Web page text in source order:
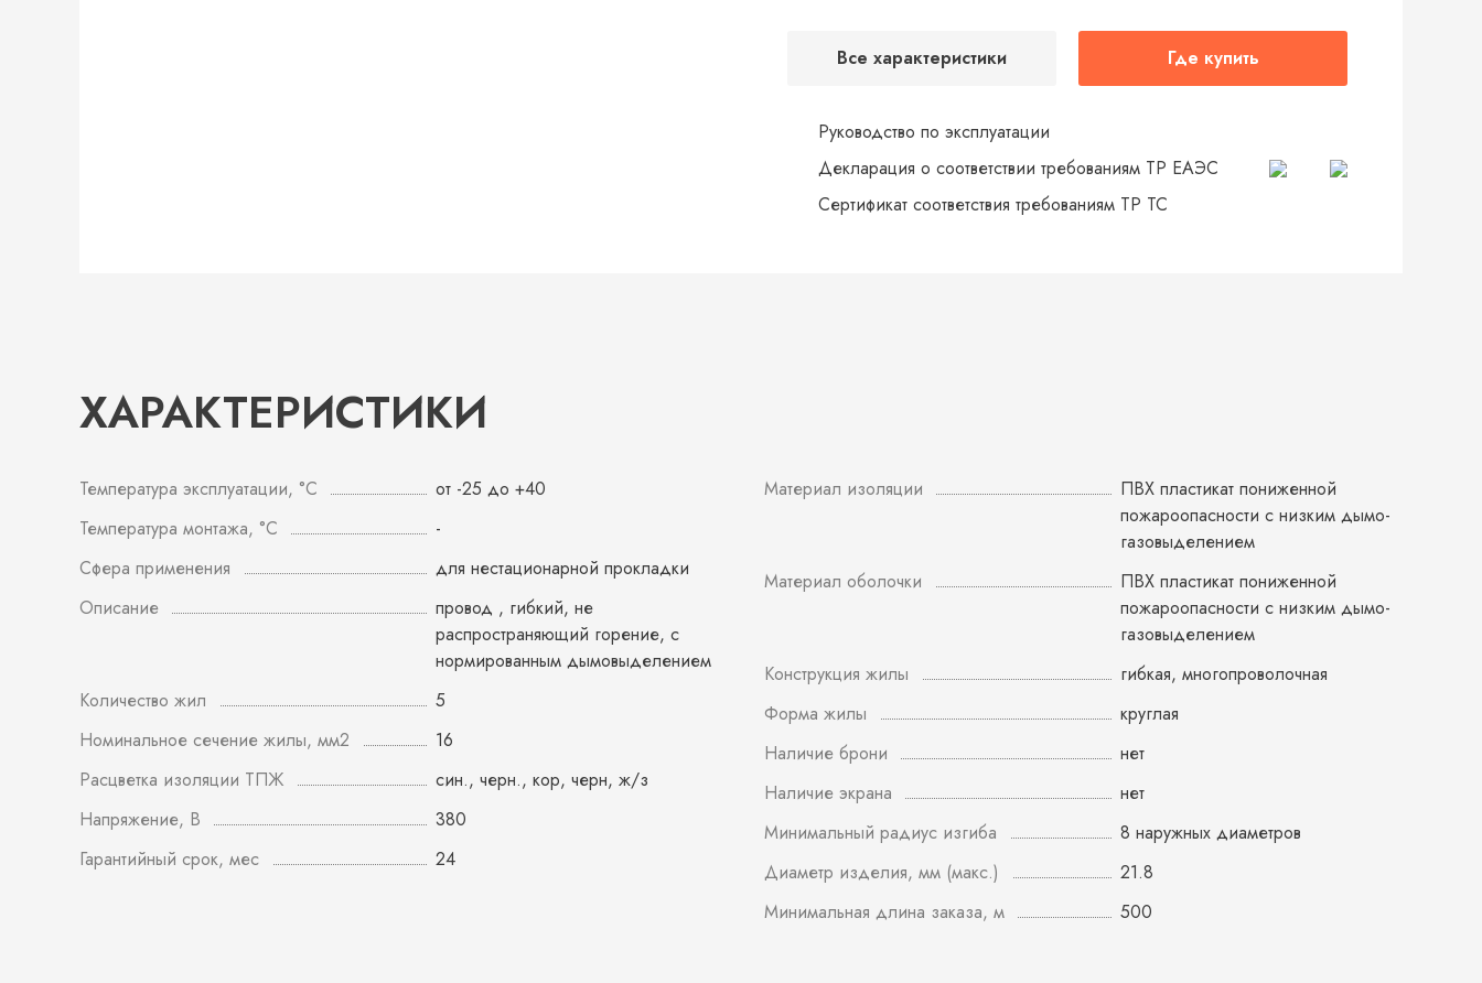
Все характеристики Где купить
Руководство по эксплуатации
Декларация о соответствии требованиям ТР ЕАЭС
Сертификат соответствия требованиям ТР ТС
ХАРАКТЕРИСТИКИ
Температура эксплуатации, °С
от -25 до +40
Температура монтажа, °С
-
Сфера применения
для нестационарной прокладки
Описание
провод , гибкий, не
распространяющий горение, с
нормированным дымовыделением
Количество жил
5
Номинальное сечение жилы, мм2
16
Расцветка изоляции ТПЖ
син., черн., кор, черн, ж/з
Напряжение, В
380
Гарантийный срок, мес
24
Материал изоляции
ПВХ пластикат пониженной
пожароопасности с низким дымо-
газовыделением
Материал оболочки
ПВХ пластикат пониженной
пожароопасности с низким дымо-
газовыделением
Конструкция жилы
гибкая, многопроволочная
Форма жилы
круглая
Наличие брони
нет
Наличие экрана
нет
Минимальный радиус изгиба
8 наружных диаметров
Диаметр изделия, мм (макс.)
21.8
Минимальная длина заказа, м
500